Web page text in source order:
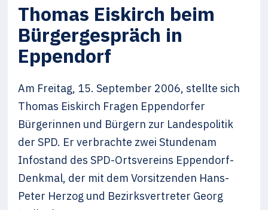
Thomas Eiskirch beim
Bürgergespräch in
Eppendorf
Am Freitag, 15. September 2006, stellte sich
Thomas Eiskirch Fragen Eppendorfer
Bürgerinnen und Bürgern zur Landespolitik
der SPD. Er verbrachte zwei Stundenam
Infostand des SPD-Ortsvereins Eppendorf-
Denkmal, der mit dem Vorsitzenden Hans-
Peter Herzog und Bezirksvertreter Georg